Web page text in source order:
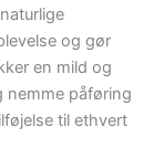
og gør
en mild og
nemme påføring
til ethvert